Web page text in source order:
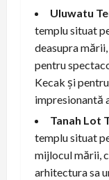
Uluwatu
templu situat
deasupra
pentru
Kecak și
impresionantă
Tanah Lot
templu situat
mijlocul mării,
arhitectura sa